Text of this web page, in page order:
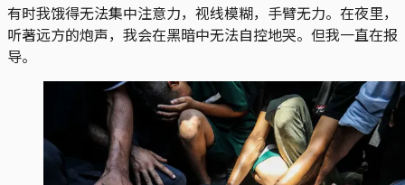
有时我饿得无法集中注意力，视线模糊，手臂无力。在夜里，
听著远方的炮声，我会在黑暗中无法自控地哭。但我一直在报
导。